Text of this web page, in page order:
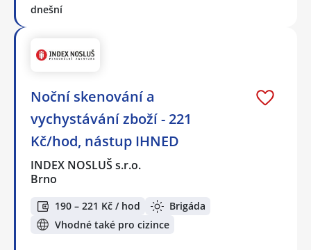
dnešní
Noční skenování a
vychystávání zboží - 221
Kč/hod, nástup IHNED
INDEX NOSLUŠ s.r.o.
Brno
190 – 221 Kč / hod
Brigáda
Vhodné také pro cizince